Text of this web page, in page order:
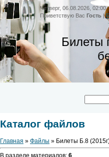
Четверг, 06.08.2026, 02:00
Приветствую Вас Гость |
Билеты
Каталог файлов
Главная » Файлы » Билеты Б.8